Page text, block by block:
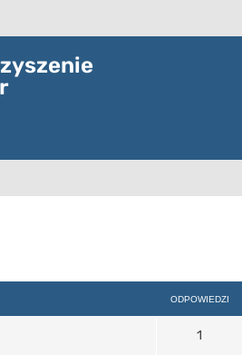
ODPOWIEDZI
1